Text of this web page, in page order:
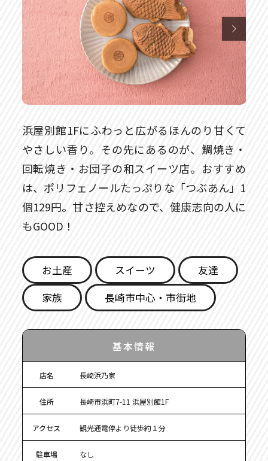

浜屋別館1Fにふわっと広がるほんのり甘くて
やさしい香り。その先にあるのが、鯛焼き・
回転焼き・お団子の和スイーツ店。おすすめ
は、ポリフェノールたっぷりな「つぶあん」1
個129円。甘さ控えめなので、健康志向の人に
もGOOD！
お土産 スイーツ
友達
家族
長崎市中心・市街地
基本情報
店名 長崎浜乃家
住所 長崎市浜町7-11 浜屋別館1F
アクセス 観光通電停より徒歩約１分
駐車場 なし